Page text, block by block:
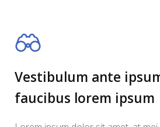
Vestibulum ante
faucibus lorem ipsum